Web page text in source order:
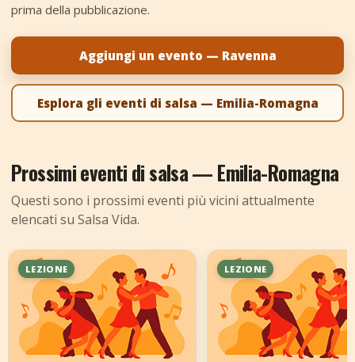
prima della pubblicazione.
Aggiungi un evento — Ravenna
Esplora gli eventi di salsa — Emilia-Romagna
Prossimi eventi di salsa — Emilia-Romagna
Questi sono i prossimi eventi più vicini attualmente
elencati su Salsa Vida.
LEZIONE LEZIONE